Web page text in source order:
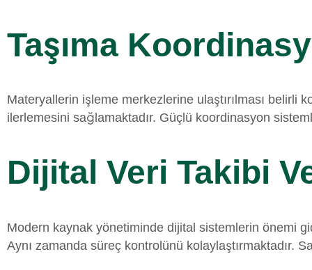
Taşıma
Materyallerin işleme merkezlerine ulaştırılması
ilerlemesini sağlamaktadır. Güçlü koordinasyon
Dijital Veri Takibi
Modern kaynak yönetiminde dijital sistemlerin önemi
Aynı zamanda süreç kontrolünü kolaylaştırmaktadır.